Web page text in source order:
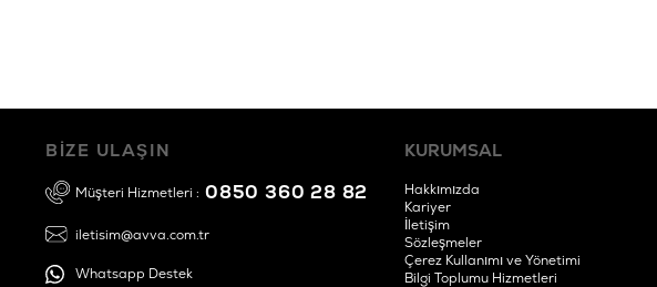
BİZE ULAŞIN
Müşteri Hizmetleri : 0850 360 28 82
iletisim@avva.com.tr
Whatsapp Destek
KURUMSAL
Hakkımızda
Kariyer
İletişim
Sözleşmeler
Çerez Kullanımı ve Yönetimi
Bilgi Toplumu Hizmetleri